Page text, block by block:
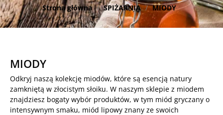
Strona główna SPIŻARNIA MIODY
MIODY
Odkryj naszą kolekcję miodów, które są esencją natury
zamkniętą w złocistym słoiku. W naszym sklepie z miodem
znajdziesz bogaty wybór produktów, w tym miód gryczany o
intensywnym smaku, miód lipowy znany ze swoich